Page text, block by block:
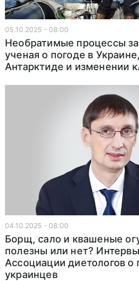
05.10.2025 - 08:00
Необратимые процессы
ученая о погоде в
Антарктиде и изменении
04.10.2025 - 08:00
Борщ, сало и квашеные
полезны или нет?
Ассоциации диетологов о
украинцев